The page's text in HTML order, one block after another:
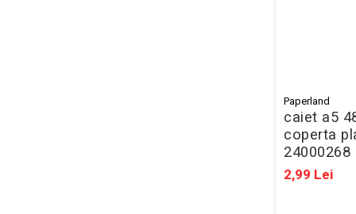
Paperland
caiet a5
coperta
24000268
2,99 Lei